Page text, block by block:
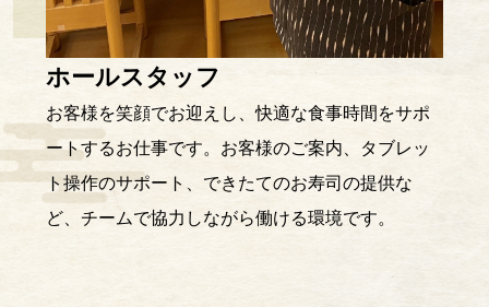
ホールスタッフ
お客様を笑顔でお迎えし、快適な食事時間をサポ
ートするお仕事です。お客様のご案内、タブレッ
ト操作のサポート、できたてのお寿司の提供な
ど、チームで協力しながら働ける環境です。